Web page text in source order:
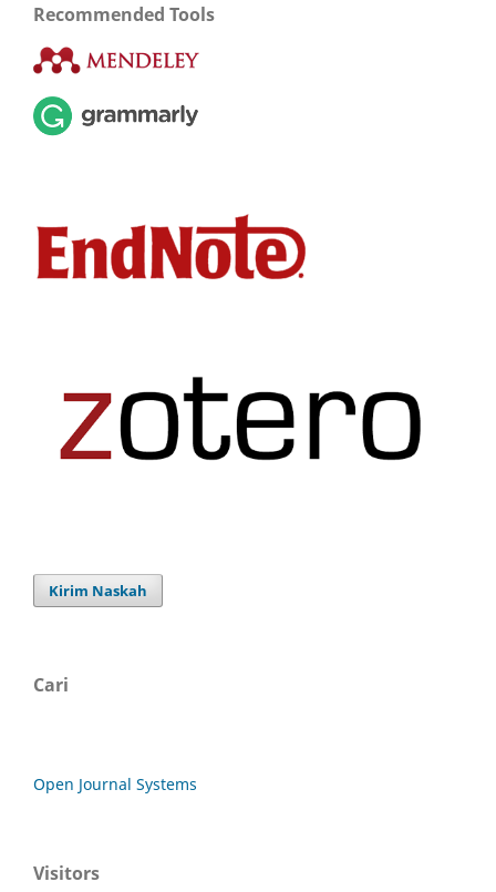
Recommended Tools
Kirim Naskah
Cari
Open Journal Systems
Visitors